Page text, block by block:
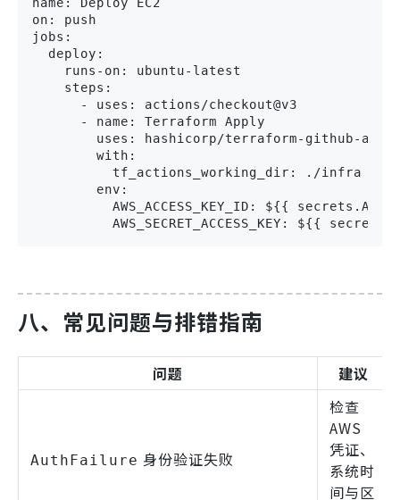
name: Deploy EC2
on: push
jobs:
  deploy:
    runs-on: ubuntu-latest
    steps:
      - uses: actions/checkout@v3
      - name: Terraform Apply
uses: hashicorp/terraform-github-
        with:
          tf_actions_working_dir: ./infra
        env:
AWS_ACCESS_KEY_ID: ${{
AWS_SECRET_ACCESS_KEY: ${{
八、常见问题与排错指南
问题 建议
AuthFailure 身份验证失败
检查
AWS
凭证、
系统时
间与区